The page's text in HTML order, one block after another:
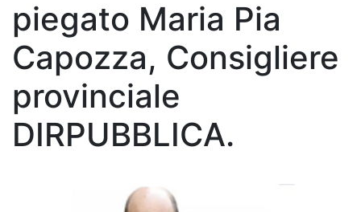
piegato Maria Pia
Capozza, Consigliere
provinciale
DIRPUBBLICA.